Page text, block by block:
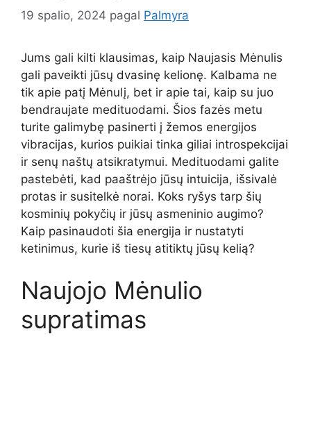
19 spalio, 2024 pagal Palmyra
Jums gali kilti klausimas, kaip Naujasis Mėnulis
gali paveikti jūsų dvasinę kelionę. Kalbama ne
tik apie patį Mėnulį, bet ir apie tai, kaip su juo
bendraujate medituodami. Šios fazės metu
turite galimybę pasinerti į žemos energijos
vibracijas, kurios puikiai tinka giliai introspekcijai
ir senų naštų atsikratymui. Medituodami galite
pastebėti, kad paaštrėjo jūsų intuicija, išsivalė
protas ir susitelkė norai. Koks ryšys tarp šių
kosminių pokyčių ir jūsų asmeninio augimo?
Kaip pasinaudoti šia energija ir nustatyti
ketinimus, kurie iš tiesų atitiktų jūsų kelią?
Naujojo Mėnulio
supratimas